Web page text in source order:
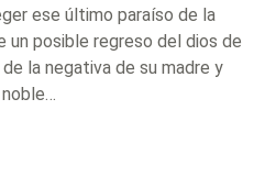
ese último paraíso de la
un posible regreso del dios de
la negativa de su madre y